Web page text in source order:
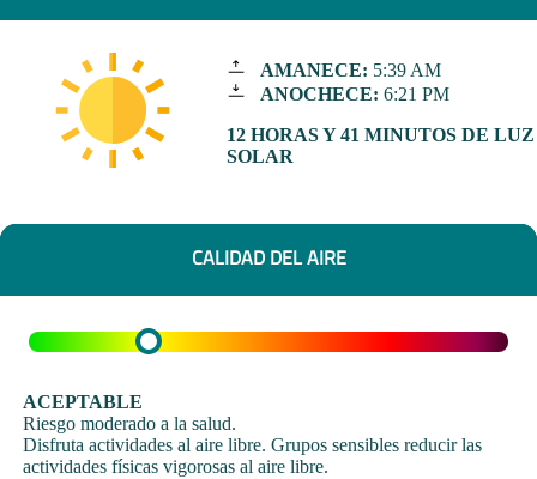
AMANECE: 5:39 AM
ANOCHECE: 6:21 PM
12 HORAS Y 41 MINUTOS DE LUZ
SOLAR
CALIDAD DEL AIRE
ACEPTABLE
Riesgo moderado a la salud.
Disfruta actividades al aire libre. Grupos sensibles reducir las
actividades físicas vigorosas al aire libre.